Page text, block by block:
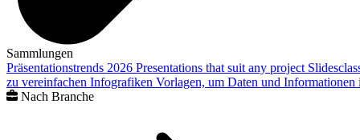
Sammlungen
Präsentationstrends 2026 Presentations that suit any project
zu vereinfachen Infografiken Vorlagen, um Daten und
Nach Branche